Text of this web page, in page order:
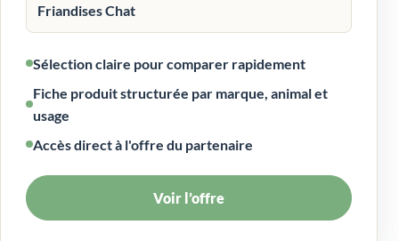
Friandises Chat
Sélection claire pour comparer rapidement
Fiche produit structurée par marque, animal et
usage
Accès direct à l'offre du partenaire
Voir l’offre